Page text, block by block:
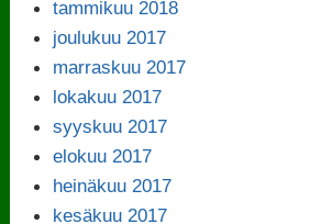
tammikuu 2018
joulukuu 2017
marraskuu 2017
lokakuu 2017
syyskuu 2017
elokuu 2017
heinäkuu 2017
kesäkuu 2017